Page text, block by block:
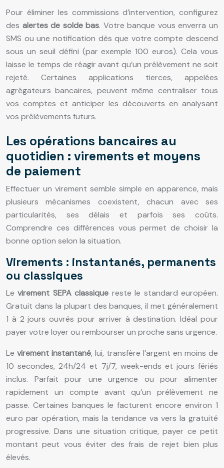
Pour éliminer les commissions d’intervention, configurez
des alertes de solde bas. Votre banque vous enverra un
SMS ou une notification dès que votre compte descend
sous un seuil défini (par exemple 100 euros). Cela vous
laisse le temps de réagir avant qu’un prélèvement ne soit
rejeté. Certaines applications tierces, appelées
agrégateurs bancaires, peuvent même centraliser tous
vos comptes et anticiper les découverts en analysant
vos prélèvements futurs.
Les opérations bancaires au
quotidien : virements et moyens
de paiement
Effectuer un virement semble simple en apparence, mais
plusieurs mécanismes coexistent, chacun avec ses
particularités, ses délais et parfois ses coûts.
Comprendre ces différences vous permet de choisir la
bonne option selon la situation.
Virements : instantanés, permanents
ou classiques
Levirement SEPA classique reste le standard européen.
Gratuit dans la plupart des banques, il met généralement
1 à 2 jours ouvrés pour arriver à destination. Idéal pour
payer votre loyer ou rembourser un proche sans urgence.
Le virement instantané, lui, transfère l’argent en moins de
10 secondes, 24h/24 et 7j/7, week-ends et jours fériés
inclus. Parfait pour une urgence ou pour alimenter
rapidement un compte avant qu’un prélèvement ne
passe. Certaines banques le facturent encore environ 1
euro par opération, mais la tendance va vers la gratuité
progressive. Dans une situation critique, payer ce petit
montant peut vous éviter des frais de rejet bien plus
élevés.